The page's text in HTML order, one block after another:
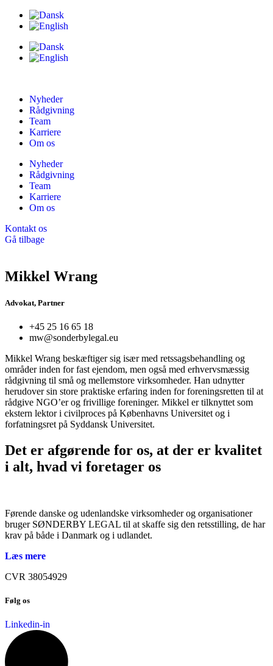
Nyheder
Rådgivning
Team
Karriere
Om os
Nyheder
Rådgivning
Team
Karriere
Om os
Kontakt os
Gå tilbage
Mikkel Wrang
Advokat, Partner
+45 25 16 65 18
mw@sonderbylegal.eu
Mikkel Wrang beskæftiger sig især med retssagsbehandling og
områder inden for fast ejendom, men også med erhvervsmæssig
rådgivning til små og mellemstore virksomheder. Han udnytter
herudover sin store praktiske erfaring inden for foreningsretten til at
rådgive NGO’er og frivillige foreninger. Mikkel er tilknyttet som
ekstern lektor i civilproces på Københavns Universitet og i
forfatningsret på Syddansk Universitet.
Det er afgørende for os, at der er kvalitet
i alt, hvad vi foretager os
Førende danske og udenlandske virksomheder og organisationer
bruger SØNDERBY LEGAL til at skaffe sig den retsstilling, de har
krav på både i Danmark og i udlandet.
Læs mere
CVR 38054929
Følg os
Linkedin-in